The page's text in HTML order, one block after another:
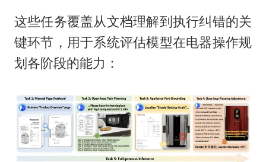
这些任务覆盖从文档理解到执行纠错的关
键环节，用于系统评估模型在电器操作规
划各阶段的能力：